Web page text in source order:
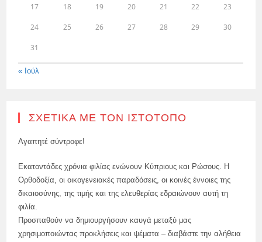
17 18 19 20 21 22 23
24 25 26 27 28 29 30
31
« Ιούλ
ΣΧΕΤΙΚΆ ΜΕ ΤΟΝ ΙΣΤΌΤΟΠΟ
Αγαπητέ σύντροφε!
Εκατοντάδες χρόνια φιλίας ενώνουν Κύπριους και Ρώσους. Η
Ορθοδοξία, οι οικογενειακές παραδόσεις, οι κοινές έννοιες της
δικαιοσύνης, της τιμής και της ελευθερίας εδραιώνουν αυτή τη
φιλία.
Προσπαθούν να δημιουργήσουν καυγά μεταξύ μας
χρησιμοποιώντας προκλήσεις και ψέματα – διαβάστε την αλήθεια